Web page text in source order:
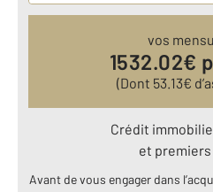
vos
1532.02€
(Dont 53.13€
Crédit
et
Avant de vous engager dans